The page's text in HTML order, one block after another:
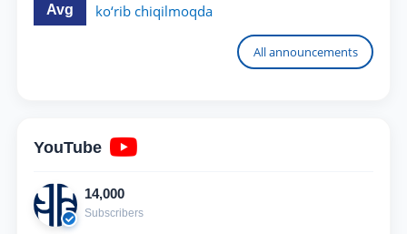
Avg
ko‘rib chiqilmoqda
All announcements
YouTube
14,000
Subscribers